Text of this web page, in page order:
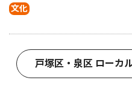
文化
戸塚区・泉区 ローカ